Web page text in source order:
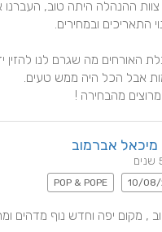
מהבחירה !
אברמוב
10/08/
POP & POPE